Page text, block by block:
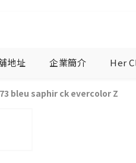
地址 企業簡介 Her
bleu saphir ck evercolor Z